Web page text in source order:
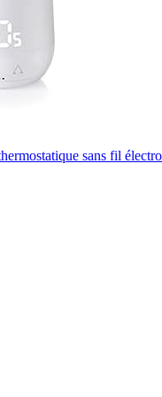
sans fil